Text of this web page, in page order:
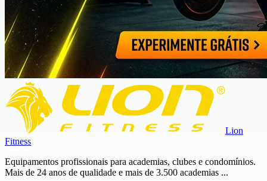
Lion
Fitness
Equipamentos profissionais para academias, clubes e condomínios.
Mais de 24 anos de qualidade e mais de 3.500 academias ...